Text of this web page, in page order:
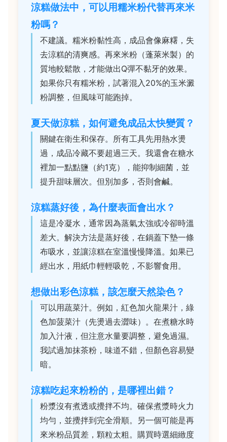
涼糕做法中，可以用糯米粉代替再來米
粉嗎？
不建議。糯米粉黏性高，成品會像麻糬，失
去涼糕的清爽感。再來米粉（蓬萊米製）的
質地較鬆散，才能做出Q彈不黏牙的效果。
如果你只有糯米粉，試著混入20%的玉米澱
粉調整，但風味可能跑掉。
夏天做涼糕，如何避免成品太快變質？
關鍵在衛生和保存。所有工具先用熱水燙
過，成品冷藏不要超過三天。我還會在糖水
裡加一點點鹽（約1克），能抑制細菌，並
提升甜味層次。但別加多，否則會鹹。
涼糕蒸好後，為什麼表面會出水？
這是冷凝水，通常因為蒸氣太強或冷卻時溫
差大。解決方法是蒸好後，在鍋蓋下墊一條
布吸水，並讓涼糕在室溫慢慢降溫。如果已
經出水，用紙巾輕輕吸乾，不影響食用。
想做出彩色涼糕，該怎麼天然染色？
可以用蔬菜汁。例如，紅色加火龍果汁，綠
色加菠菜汁（先燙過去澀味）。在煮糖水時
加入汁液，但注意水量要調整，避免過濕。
我試過加抹茶粉，味道不錯，但顏色容易變
暗。
涼糕吃起來粉粉的，是哪裡出錯？
粉漿沒有煮透或攪拌不均。確保煮漿時火力
均勻，並攪拌到完全滑順。另一個可能是再
來米粉品質差，顆粒太粗。購買時選細緻度